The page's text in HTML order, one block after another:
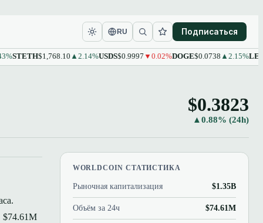
RU Подписаться
$1,768.10▲2.14%USDS$0.9997▼0.02% DOGE$0.0738▲2.15%LEO$9.61
$0.3823
▲0.88% (24h)
$74.61M
WORLDCOIN СТАТИСТИКА
Рыночная капитализация $1.35B
Объём за 24ч $74.61M